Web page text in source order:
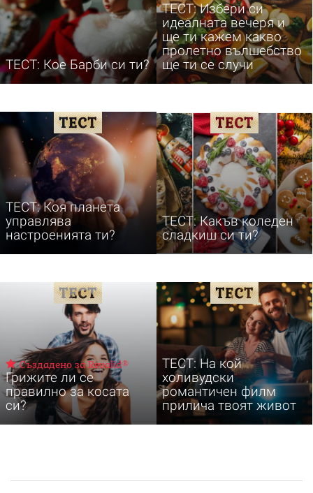
ТЕСТ: Кое Барби си ти?
ТЕСТ: Избери си
идеалната вечеря и
ще ти кажем какво
пролетно вълшебство
ще ти се случи
ТЕСТ: Коя планета
управлява
настроенията ти?
ТЕСТ: Какъв коледен
сладкиш си ти?
Създадено за Revalid®
Грижите ли се
правилно за косата
си?
ТЕСТ: На кой
холивудски
романтичен филм
прилича твоят живот